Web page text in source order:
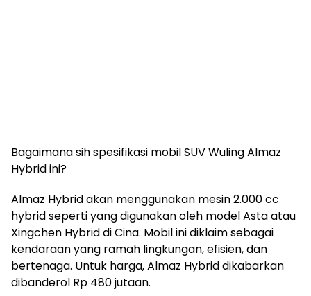
Bagaimana sih spesifikasi mobil SUV Wuling Almaz
Hybrid ini?
Almaz Hybrid akan menggunakan mesin 2.000 cc
hybrid seperti yang digunakan oleh model Asta atau
Xingchen Hybrid di Cina. Mobil ini diklaim sebagai
kendaraan yang ramah lingkungan, efisien, dan
bertenaga. Untuk harga, Almaz Hybrid dikabarkan
dibanderol Rp 480 jutaan.